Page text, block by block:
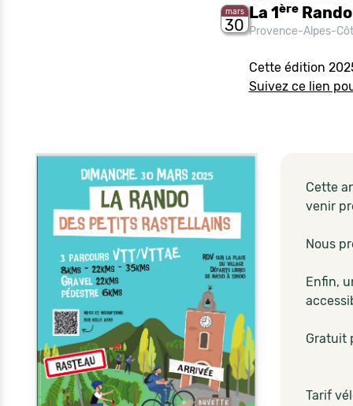
mars
30
La 1ère
Provence-Alpes-
Cette édition
Suivez ce lien
Cette
venir
Nous
Enfin,
Gratuit
Tarif